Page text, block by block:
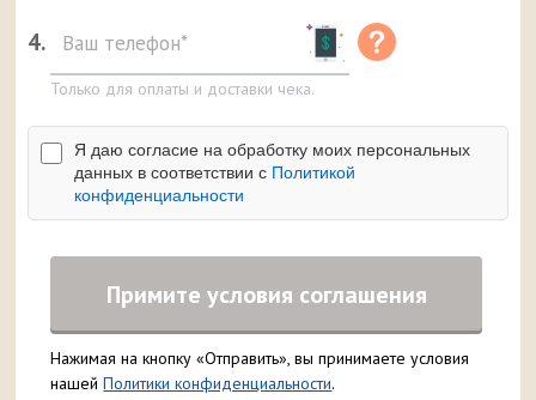
4.
Только для оплаты и доставки чека.
Я даю согласие на обработку моих персональных
данных в соответствии с Политикой
конфиденциальности
Примите условия соглашения
Нажимая на кнопку «Отправить», вы принимаете условия
нашейПолитики конфиденциальности.